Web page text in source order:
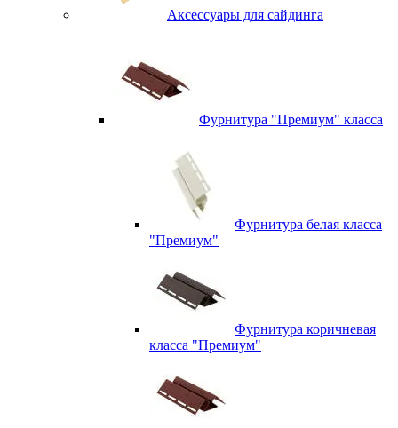
Аксессуары для сайдинга
Фурнитура "Премиум" класса
Фурнитура белая класса
"Премиум"
Фурнитура коричневая
класса "Премиум"